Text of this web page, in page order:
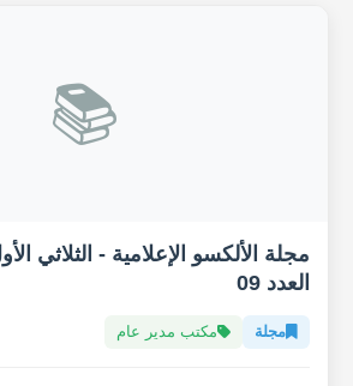
📚
العدد 09
مجلة مكتب مدير عام